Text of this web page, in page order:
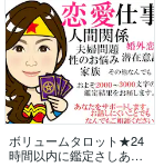
ボリュームタロット★24
時間以内に鑑定さしあげ